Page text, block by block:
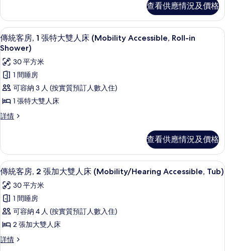
的
相
片
1
張
特
大
雙
人
床
(Mobility
Accessible,
相
片
1
張
特
大
人
床
(Mobility
Accessible,
Tub)
情
查看供應情況及價格
載
入
所
有
傳
統
客
張
特
大
雙
人
床
(Mobility
Accessible,
羽絨被、特厚豪華床墊、房內夾萬、書
3
傳統客房, 1 張特大雙人床 (Mobility Accessible, Roll-in
Shower)
30 平方米
1 間睡房
可容納 3 人 (按實質預訂人數入住)
1 張特大雙人床
詳情
傳
1
張
特
大
雙
人
(Mobility
Accessible,
in
查看供應情況及價格
載
入
所
有
傳
統
客
羽絨被、特厚豪華床墊、房內夾萬、書
2
傳統客房, 2 張加大雙人床 (Mobility/Hearing Accessible, Tub)
30 平方米
1 間睡房
可容納 4 人 (按實質預訂人數入住)
2 張加大雙人床
詳情
傳